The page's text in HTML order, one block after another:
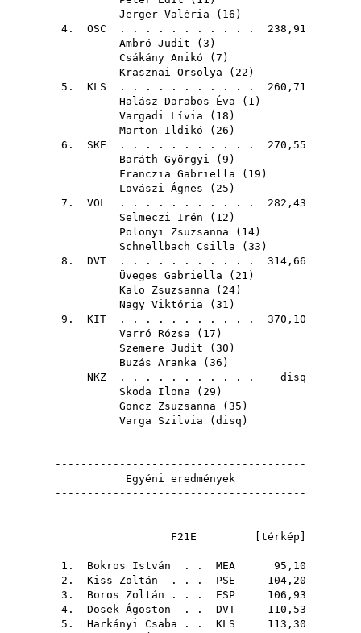
Jerger Valéria ( 16 )
4. OSC . . . . . . . . . . . 238,91
Ambró Judit ( 3 )
Csákány Anikó ( 7 )
Krasznai Orsolya ( 22 )
5. KLS . . . . . . . . . . . 260,71
Halász Darabos Éva ( 1 )
Vargadi Lívia ( 18 )
Marton Ildikó ( 26 )
6. SKE . . . . . . . . . . . 270,55
Baráth Györgyi ( 9 )
Franczia Gabriella ( 19 )
Lovászi Ágnes ( 25 )
7. VOL . . . . . . . . . . . 282,43
Selmeczi Irén ( 12 )
Polonyi Zsuzsanna ( 14)
Schnellbach Csilla ( 33 )
8. DVT . . . . . . . . . . . 314,66
Üveges Gabriella ( 21 )
Kalo Zsuzsanna ( 24)
Nagy Viktória ( 31 )
9. KIT . . . . . . . . . . . 370,10
Varró Rózsa ( 17 )
Szemere Judit ( 30 )
Buzás Aranka ( 36 )
NKZ . . . . . . . . . . . disq
Skoda Ilona ( 29 )
Göncz Zsuzsanna ( 35 )
Varga Szilvia ( disq )
---------------------------------------
Egyéni eredmények
---------------------------------------
F21E [ térkép
---------------------------------------
1. Bokros István . . MEA 95,10
2. Kiss Zoltán . . . PSE 104,20
3. Boros Zoltán . . . ESP 106,93
4. Dosek Ágoston . . DVT 110,53
5. Harkányi Csaba . . KLS 113,30